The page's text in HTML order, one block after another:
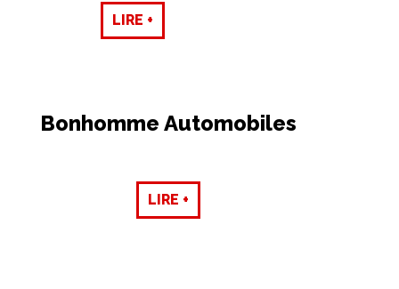
LIRE +
Bonhomme Automobiles
LIRE +